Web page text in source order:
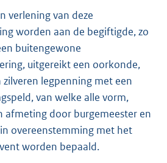
verlening van deze
worden aan de begiftigde, zo
buitengewone
uitgereikt een oorkonde,
zilveren legpenning met een
van welke alle vorm,
afmeting door burgemeester en
overeenstemming met het
worden bepaald.